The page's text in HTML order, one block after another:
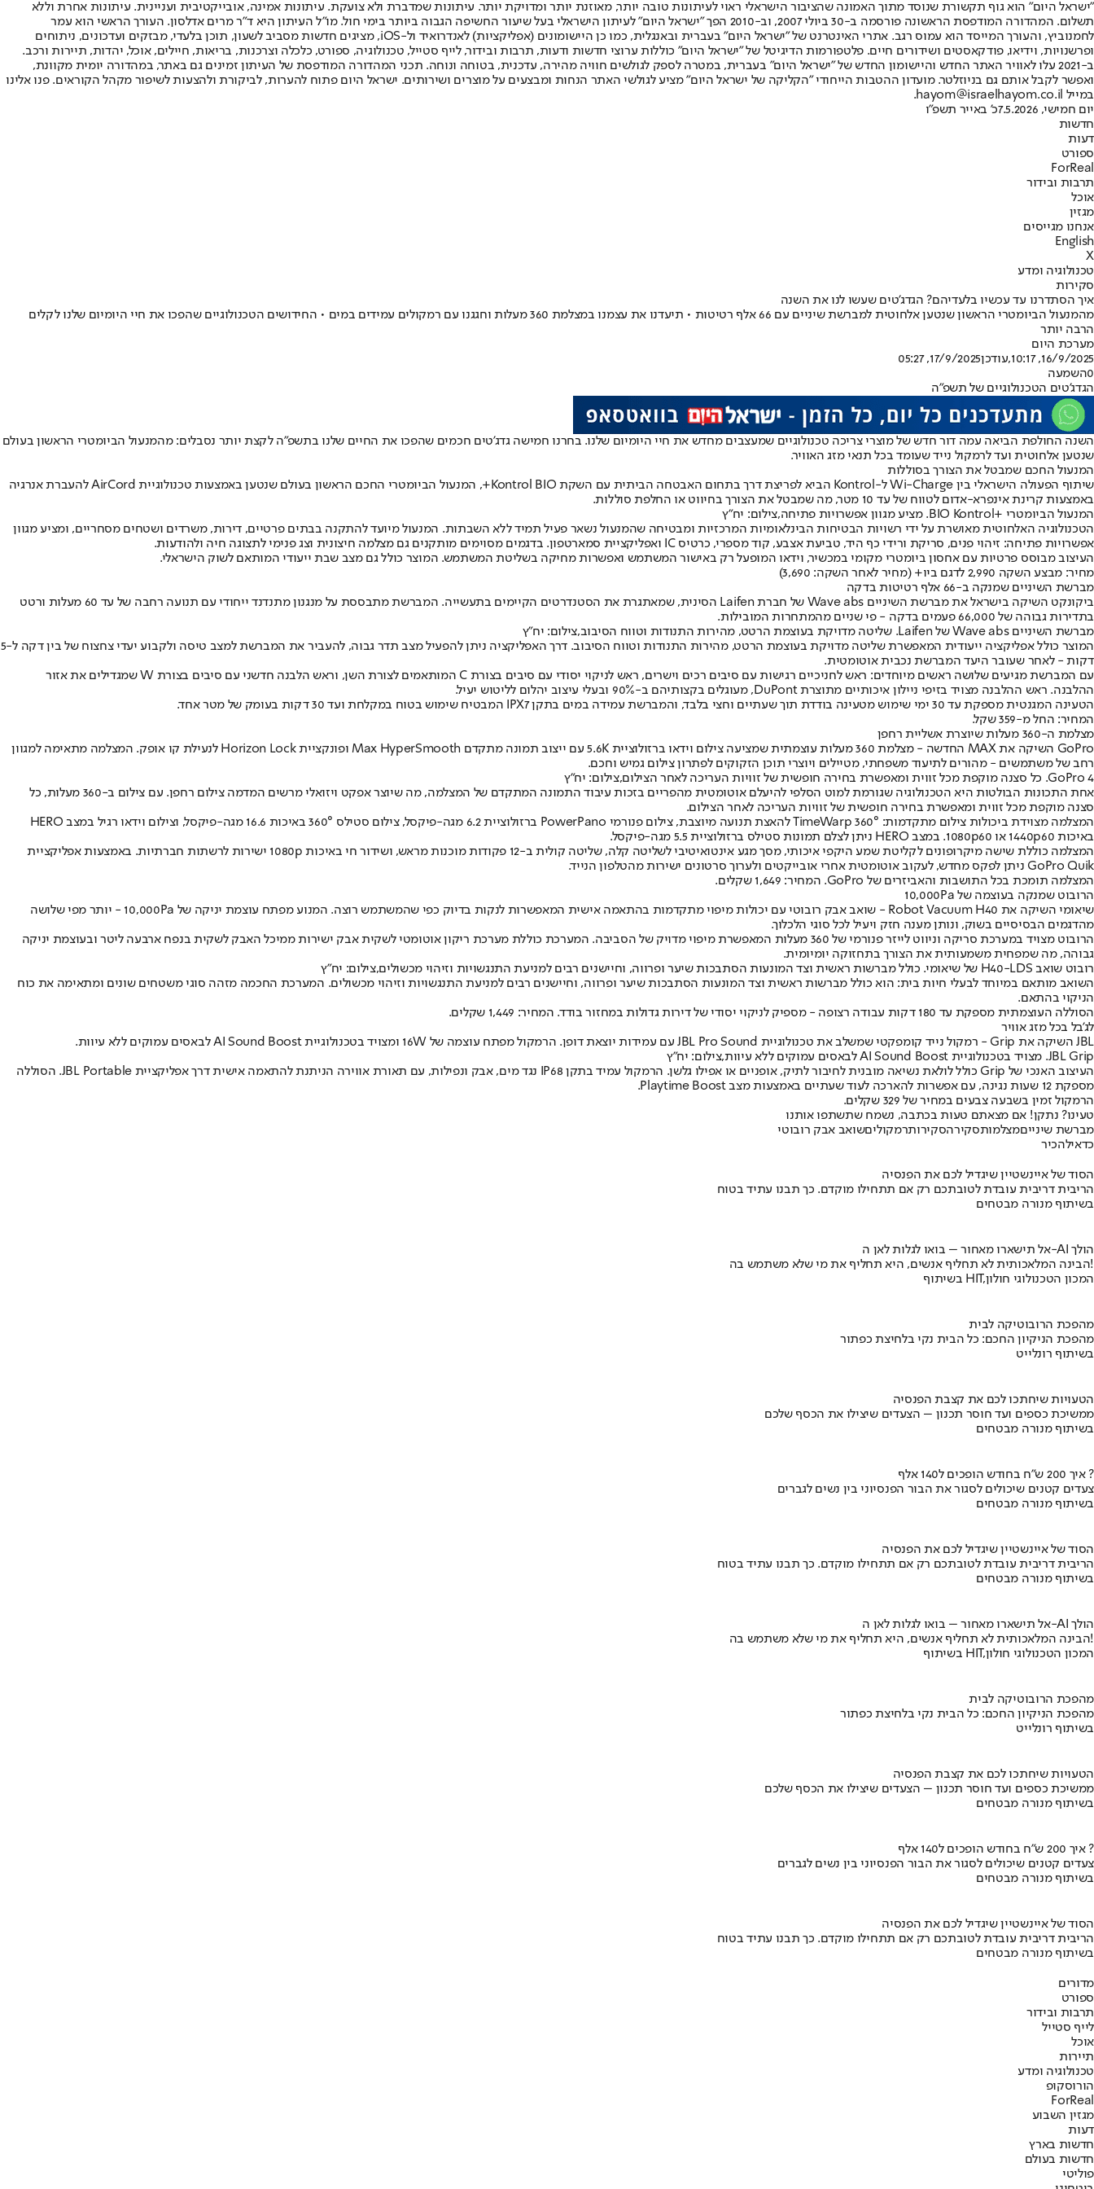
"ישראל היום" הוא גוף תקשורת שנוסד מתוך האמונה שהציבור הישראלי ראוי לעיתונות טובה יותר, מאוזנת יותר ומדויקת יותר. עיתונות שמדברת ולא צועקת. עיתונות אמינה, אובייקטיבית ועניינית. עיתונות אחרת וללא
תשלום. המהדורה המודפסת הראשונה פורסמה ב-30 ביולי 2007, וב-2010 הפך "ישראל היום" לעיתון הישראלי בעל שיעור החשיפה הגבוה ביותר בימי חול. מו"ל העיתון היא ד"ר מרים אדלסון. העורך הראשי הוא עמר
לחמנוביץ, והעורך המייסד הוא עמוס רגב. אתרי האינטרנט של "ישראל היום" בעברית ובאנגלית, כמו כן היישומונים (אפליקציות) לאנדרואיד ול-iOS, מציגים חדשות מסביב לשעון, תוכן בלעדי, מבזקים ועדכונים, ניתוחים
ופרשנויות, וידיאו, פודקאסטים ושידורים חיים. פלטפורמות הדיגיטל של "ישראל היום" כוללות ערוצי חדשות ודעות, תרבות ובידור, לייף סטייל, טכנולוגיה, ספורט, כלכלה וצרכנות, בריאות, חיילים, אוכל, יהדות, תיירות ורכב.
ב-2021 עלו לאוויר האתר החדש והיישומון החדש של "ישראל היום" בעברית, במטרה לספק לגולשים חוויה מהירה, עדכנית, בטוחה ונוחה. תכני המהדורה המודפסת של העיתון זמינים גם באתר, במהדורה יומית מקוונת,
ואפשר לקבל אותם גם בניוזלטר. מועדון ההטבות הייחודי "הקליקה של ישראל היום" מציע לגולשי האתר הנחות ומבצעים על מוצרים ושירותים. ישראל היום פתוח להערות, לביקורת ולהצעות לשיפור מקהל הקוראים. פנו אלינו
במייל hayom@israelhayom.co.il.
יום חמישי, 7.5.2026
כ' באייר תשפ"ו
חדשות
דעות
ספורט
ForReal
תרבות ובידור
אוכל
מגזין
אנחנו מגייסים
English
X
טכנולוגיה ומדע
סקירות
איך הסתדרנו עד עכשיו בלעדיהם? הגדג'טים שעשו לנו את השנה
מהמנעול הביומטרי הראשון שנטען אלחוטית למברשת שיניים עם 66 אלף רטיטות • תיעדנו את עצמנו במצלמת 360 מעלות וחגגנו עם רמקולים עמידים במים • החידושים הטכנולוגיים שהפכו את חיי היומיום שלנו לקלים
הרבה יותר
מערכת היום
16/9/2025, 10:17
,עודכן17/9/2025, 05:27
0השמעה
הגדג'טים הטכנולוגיים של תשפ"ה
השנה החולפת הביאה עמה דור חדש של מוצרי צריכה טכנולוגיים שמעצבים מחדש את חיי היומיום שלנו. בחרנו חמישה גדג'טים חכמים שהפכו את החיים שלנו בתשפ"ה לקצת יותר נסבלים: מהמנעול הביומטרי הראשון בעולם
שנטען אלחוטית ועד לרמקול נייד שעומד בכל תנאי מזג האוויר.
המנעול החכם שמבטל את הצורך בסוללות
שיתוף הפעולה הישראלי בין Wi-Charge ל-Kontrol הביא לפריצת דרך בתחום האבטחה הביתית עם השקת Kontrol BIO+, המנעול הביומטרי החכם הראשון בעולם שנטען באמצעות טכנולוגיית AirCord להעברת אנרגיה
באמצעות קרינת אינפרא-אדום לטווח של עד 10 מטר, מה שמבטל את הצורך בחיווט או החלפת סוללות.
המנעול הביומטרי +BIO Kontrol. מציע מגוון אפשרויות פתיחה,צילום: יח"ץ
הטכנולוגיה האלחוטית מאושרת על ידי רשויות הבטיחות הבינלאומיות המרכזיות ומבטיחה שהמנעול נשאר פעיל תמיד ללא השבתות. המנעול מיועד להתקנה בבתים פרטיים, דירות, משרדים ושטחים מסחריים, ומציע מגוון
אפשרויות פתיחה: זיהוי פנים, סריקת ורידי כף היד, טביעת אצבע, קוד מספרי, כרטיס IC ואפליקציית סמארטפון. בדגמים מסוימים מותקנים גם מצלמה חיצונית וצג פנימי לתצוגה חיה ולהודעות.
העיצוב מבוסס פרטיות עם אחסון ביומטרי מקומי במכשיר, וידאו המופעל רק באישור המשתמש ואפשרות מחיקה בשליטת המשתמש. המוצר כולל גם מצב שבת ייעודי המותאם לשוק הישראלי.
מחיר: מבצע השקה 2,990 לדגם ביו+ (מחיר לאחר השקה: 3,690)
מברשת השיניים שמנקה ב-66 אלף רטיטות בדקה
ביקונקט השיקה בישראל את מברשת השיניים Wave abs של חברת Laifen הסינית, שמאתגרת את הסטנדרטים הקיימים בתעשייה. המברשת מתבססת על מנגנון מתנדנד ייחודי עם תנועה רחבה של עד 60 מעלות ורטט
בתדירות גבוהה של 66,000 פעמים בדקה - פי שניים מהמתחרות המובילות.
מברשת השיניים Wave abs של Laifen. שליטה מדויקת בעוצמת הרטט, מהירות התנודות וטווח הסיבוב,צילום: יח"ץ
המוצר כולל אפליקציה ייעודית המאפשרת שליטה מדויקת בעוצמת הרטט, מהירות התנודות וטווח הסיבוב. דרך האפליקציה ניתן להפעיל מצב תדר גבוה, להעביר את המברשת למצב טיסה ולקבוע יעדי צחצוח של בין דקה ל-5
דקות - לאחר שעובר היעד המברשת נכבית אוטומטית.
עם המברשת מגיעים שלושה ראשים מיוחדים: ראש לחניכיים רגישות עם סיבים רכים וישרים, ראש לניקוי יסודי עם סיבים בצורת C המותאמים לצורת השן, וראש הלבנה חדשני עם סיבים בצורת W שמגדילים את אזור
ההלבנה. ראש ההלבנה מצויד בזיפי ניילון איכותיים מתוצרת DuPont, מעוגלים בקצותיהם ב-90% ובעלי עיצוב יהלום לליטוש יעיל.
הטעינה המגנטית מספקת עד 30 ימי שימוש מטעינה בודדת תוך שעתיים וחצי בלבד, והמברשת עמידה במים בתקן IPX7 המבטיח שימוש בטוח במקלחת ועד 30 דקות בעומק של מטר אחד.
המחיר: החל מ-359 שקל.
מצלמת ה-360 מעלות שיוצרת אשליית רחפן
GoPro השיקה את MAX החדשה - מצלמת 360 מעלות עוצמתית שמציעה צילום וידאו ברזולוציית 5.6K עם ייצוב תמונה מתקדם Max HyperSmooth ופונקציית Horizon Lock לנעילת קו אופק. המצלמה מתאימה למגוון
רחב של משתמשים - מהורים לתיעוד משפחתי, מטיילים ויוצרי תוכן הזקוקים לפתרון צילום גמיש וחכם.
GoPro 4. כל סצנה מוקפת מכל זווית ומאפשרת בחירה חופשית של זוויות העריכה לאחר הצילום,צילום: יח"ץ
אחת התכונות הבולטות היא הטכנולוגיה שגורמת למוט הסלפי להיעלם אוטומטית מהפריים בזכות עיבוד התמונה המתקדם של המצלמה, מה שיוצר אפקט ויזואלי מרשים המדמה צילום רחפן. עם צילום ב-360 מעלות, כל
סצנה מוקפת מכל זווית ומאפשרת בחירה חופשית של זוויות העריכה לאחר הצילום.
המצלמה מצוידת ביכולות צילום מתקדמות: TimeWarp 360° להאצת תנועה מיוצבת, צילום פנורמי PowerPano ברזולוציית 6.2 מגה-פיקסל, צילום סטילס 360° באיכות 16.6 מגה-פיקסל, וצילום וידאו רגיל במצב HERO
באיכות 1440p60 או 1080p60. במצב HERO ניתן לצלם תמונות סטילס ברזולוציית 5.5 מגה-פיקסל.
המצלמה כוללת שישה מיקרופונים לקליטת שמע היקפי איכותי, מסך מגע אינטואיטיבי לשליטה קלה, שליטה קולית ב-12 פקודות מוכנות מראש, ושידור חי באיכות 1080p ישירות לרשתות חברתיות. באמצעות אפליקציית
GoPro Quik ניתן לפקס מחדש, לעקוב אוטומטית אחרי אובייקטים ולערוך סרטונים ישירות מהטלפון הנייד.
המצלמה תומכת בכל התושבות והאביזרים של GoPro. המחיר: 1,649 שקלים.
הרובוט שמנקה בעוצמה של 10,000Pa
שיאומי השיקה את Robot Vacuum H40 - שואב אבק רובוטי עם יכולות מיפוי מתקדמות בהתאמה אישית המאפשרות לנקות בדיוק כפי שהמשתמש רוצה. המנוע מפתח עוצמת יניקה של 10,000Pa - יותר מפי שלושה
מהדגמים הבסיסיים בשוק, ונותן מענה חזק ויעיל לכל סוגי הלכלוך.
הרובוט מצויד במערכת סריקה וניווט לייזר פנורמי של 360 מעלות המאפשרת מיפוי מדויק של הסביבה. המערכת כוללת מערכת ריקון אוטומטי לשקית אבק ישירות ממיכל האבק לשקית בנפח ארבעה ליטר ובעוצמת יניקה
גבוהה, מה שמפחית משמעותית את הצורך בתחזוקה יומיומית.
רובוט שואב H40-LDS של שיאומי. כולל מברשות ראשית וצד המונעות הסתבכות שיער ופרווה, וחיישנים רבים למניעת התנגשויות וזיהוי מכשולים,צילום: יח"ץ
השואב מותאם במיוחד לבעלי חיות בית: הוא כולל מברשות ראשית וצד המונעות הסתבכות שיער ופרווה, וחיישנים רבים למניעת התנגשויות וזיהוי מכשולים. המערכת החכמה מזהה סוגי משטחים שונים ומתאימה את כוח
הניקוי בהתאם.
הסוללה העוצמתית מספקת עד 180 דקות עבודה רצופה - מספיק לניקוי יסודי של דירות גדולות במחזור בודד. המחיר: 1,449 שקלים.
לג'בל בכל מזג אוויר
JBL השיקה את Grip - רמקול נייד קומפקטי שמשלב את טכנולוגיית JBL Pro Sound עם עמידות יוצאת דופן. הרמקול מפתח עוצמה של 16W ומצויד בטכנולוגיית AI Sound Boost לבאסים עמוקים ללא עיוות.
JBL Grip. מצויד בטכנולוגיית AI Sound Boost לבאסים עמוקים ללא עיוות,צילום: יח"ץ
העיצוב האנכי של Grip כולל לולאת נשיאה מובנית לחיבור לתיק, אופניים או אפילו גלשן. הרמקול עמיד בתקן IP68 נגד מים, אבק ונפילות, עם תאורת אווירה הניתנת להתאמה אישית דרך אפליקציית JBL Portable. הסוללה
מספקת 12 שעות נגינה, עם אפשרות להארכה לעוד שעתיים באמצעות מצב Playtime Boost.
הרמקול זמין בשבעה צבעים במחיר של 329 שקלים.
טעינו? נתקן! אם מצאתם טעות בכתבה, נשמח שתשתפו אותנו
מברשת שינייםמצלמותסקירהסקירותרמקוליםשואב אבק רובוטי
כדאילהכיר
הסוד של איינשטיין שיגדיל לכם את הפנסיה
הריבית דריבית עובדת לטובתכם רק אם תתחילו מוקדם. כך תבנו עתיד בטוח
בשיתוף מנורה מבטחים
אל תישארו מאחור – בואו לגלות לאן ה-AI הולך
הבינה המלאכותית לא תחליף אנשים, היא תחליף את מי שלא משתמש בה!
בשיתוף HIT,המכון הטכנולוגי חולון
מהפכת הרובוטיקה לבית
מהפכת הניקיון החכם: כל הבית נקי בלחיצת כפתור
בשיתוף רונלייט
הטעויות שיחתכו לכם את קצבת הפנסיה
ממשיכת כספים ועד חוסר תכנון – הצעדים שיצילו את הכסף שלכם
בשיתוף מנורה מבטחים
איך 200 ש"ח בחודש הופכים ל140 אלף ?
צעדים קטנים שיכולים לסגור את הבור הפנסיוני בין נשים לגברים
בשיתוף מנורה מבטחים
הסוד של איינשטיין שיגדיל לכם את הפנסיה
הריבית דריבית עובדת לטובתכם רק אם תתחילו מוקדם. כך תבנו עתיד בטוח
בשיתוף מנורה מבטחים
אל תישארו מאחור – בואו לגלות לאן ה-AI הולך
הבינה המלאכותית לא תחליף אנשים, היא תחליף את מי שלא משתמש בה!
בשיתוף HIT,המכון הטכנולוגי חולון
מהפכת הרובוטיקה לבית
מהפכת הניקיון החכם: כל הבית נקי בלחיצת כפתור
בשיתוף רונלייט
הטעויות שיחתכו לכם את קצבת הפנסיה
ממשיכת כספים ועד חוסר תכנון – הצעדים שיצילו את הכסף שלכם
בשיתוף מנורה מבטחים
איך 200 ש"ח בחודש הופכים ל140 אלף ?
צעדים קטנים שיכולים לסגור את הבור הפנסיוני בין נשים לגברים
בשיתוף מנורה מבטחים
הסוד של איינשטיין שיגדיל לכם את הפנסיה
הריבית דריבית עובדת לטובתכם רק אם תתחילו מוקדם. כך תבנו עתיד בטוח
בשיתוף מנורה מבטחים
מדורים
ספורט
תרבות ובידור
לייף סטייל
אוכל
תיירות
טכנולוגיה ומדע
הורוסקופ
ForReal
מגזין השבוע
דעות
חדשות בארץ
חדשות בעולם
פוליטי